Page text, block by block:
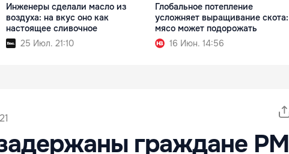
Инженеры сделали масло из
воздуха: на вкус оно как
настоящее сливочное
25 Июл. 21:10
Глобальное потепление
усложняет выращивание скота:
мясо может подорожать
16 Июн. 14:56
граждане РМ